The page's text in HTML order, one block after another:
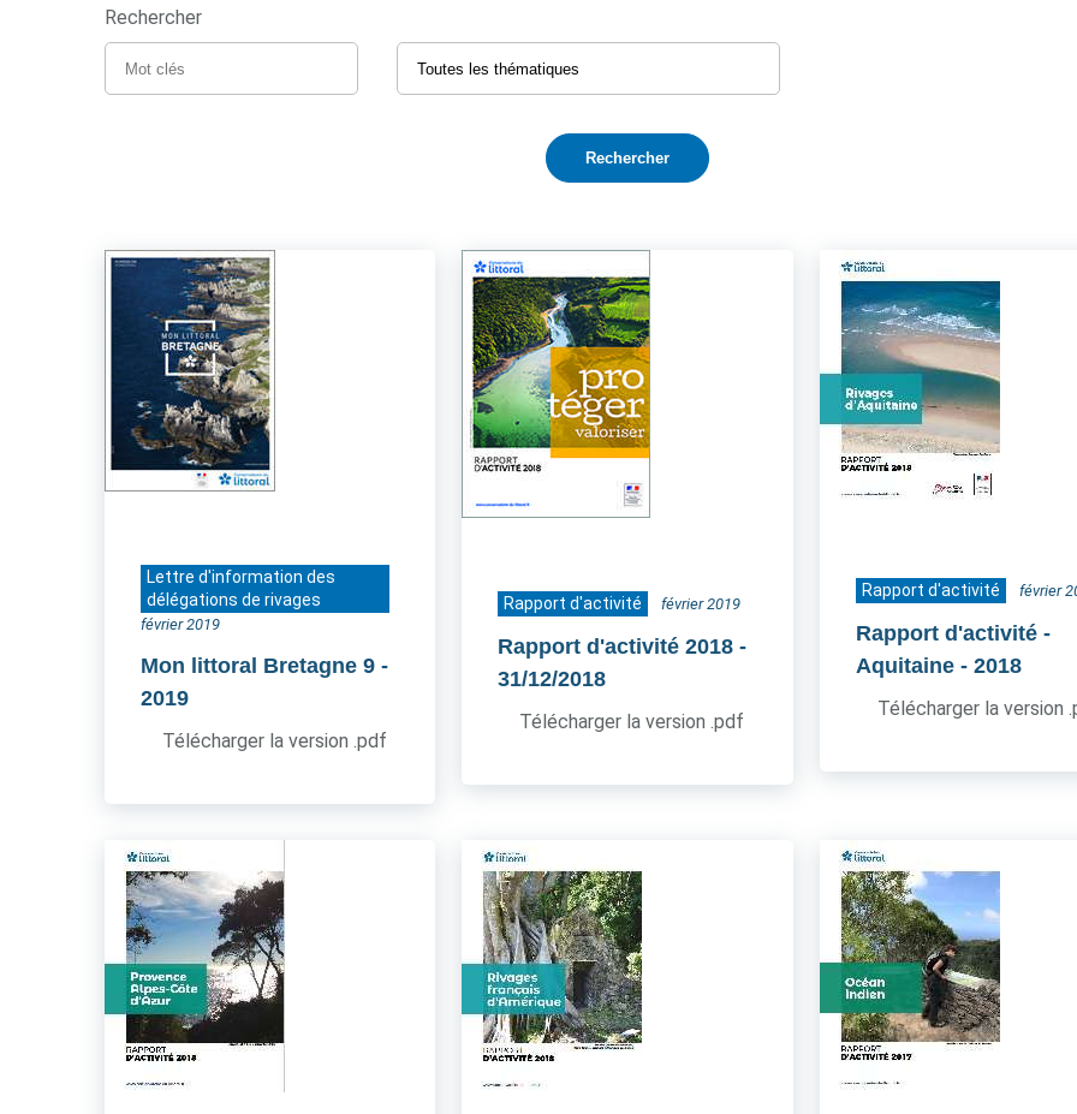
Rechercher
Lettre d'information des
délégations de rivages
février 2019
Mon littoral Bretagne 9 -
2019
Télécharger la version .pdf
Rapport d'activité février 2019
Rapport d'activité 2018 -
31/12/2018
Télécharger la version .pdf
Rapport d'activité février
Rapport d'activité -
Aquitaine - 2018
Télécharger la version